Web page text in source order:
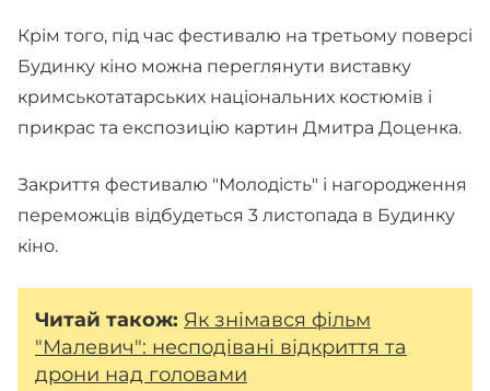
Крім того, під час фестивалю на третьому поверсі
Будинку кіно можна переглянути виставку
кримськотатарських національних костюмів і
прикрас та експозицію картин Дмитра Доценка.
Закриття фестивалю "Молодість" і нагородження
переможців відбудеться 3 листопада в Будинку
кіно.
Читай також: Як знімався фільм
"Малевич": несподівані відкриття та
дрони над головами